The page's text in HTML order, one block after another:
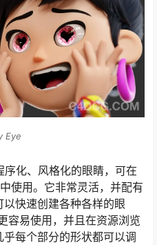
Eye
化、风格化的眼睛，可在
使用。它非常灵活，并配有
快速创建各种各样的眼
容易使用，并且在资源浏览
每个部分的形状都可以调